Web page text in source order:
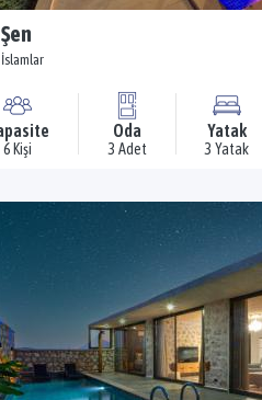
İslamlar
6 Kişi
Oda
3 Adet
Yatak
3 Yatak